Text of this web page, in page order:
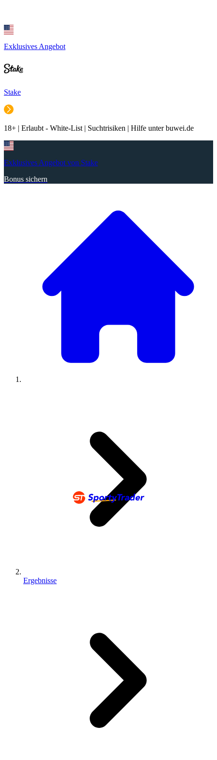
Exklusives Angebot
Stake
18+ | Erlaubt - White-List | Suchtrisiken | Hilfe unter buwei.de
Exklusives Angebot von Stake
Bonus sichern
Ergebnisse